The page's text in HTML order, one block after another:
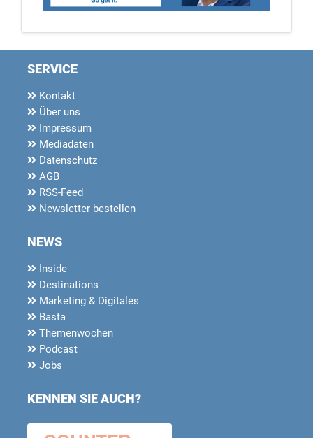
SERVICE
Kontakt
Über uns
Impressum
Mediadaten
Datenschutz
AGB
RSS-Feed
Newsletter bestellen
NEWS
Inside
Destinations
Marketing & Digitales
Basta
Themenwochen
Podcast
Jobs
KENNEN SIE AUCH?